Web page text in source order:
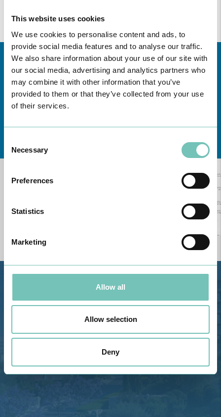
This website uses cookies
We use cookies to personalise content and ads, to
provide social media features and to analyse our traffic.
We also share information about your use of our site with
our social media, advertising and analytics partners who
may combine it with other information that you’ve
provided to them or that they’ve collected from your use
of their services.
Selection
Necessary
Preferences
Statistics
Marketing
Allow all
Allow selection
Deny
Estrada de Alvor, Sítio Cruz da